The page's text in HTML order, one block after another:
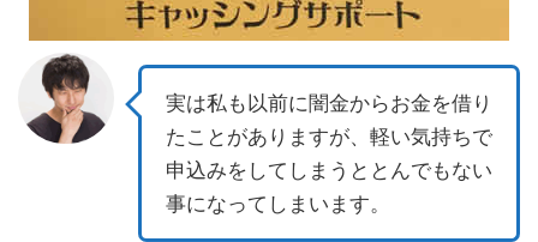
実は私も以前に闇金からお金を借り
たことがありますが、軽い気持ちで
申込みをしてしまうととんでもない
事になってしまいます。